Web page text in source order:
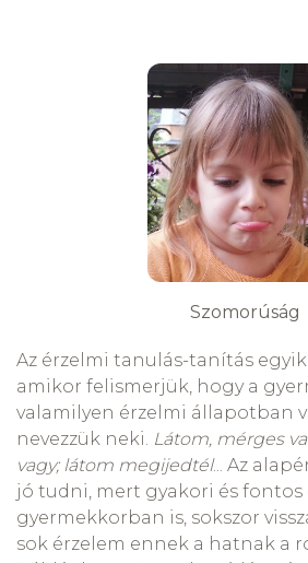
Szomorúság
Az érzelmi tanulás-tanítás
amikor felismerjük, hogy a
valamilyen érzelmi állapotban
nevezzük neki. Látom, mérges
vagy; látom megijedtél... Az
jó tudni, mert gyakori és fontos
gyermekkorban is, sokszor
sok érzelem ennek a hatnak a